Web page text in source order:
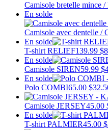
Camisole bretelle mince /
En solde
Camisole avec dentelle /
En solde
T-shirt RELIEF139.99 $
En solde
Camisole SIREN59.99 $
En solde
Polo COMBI65.00 $
Camisole JERSEY45.00
En solde
T-shirt PALMIER45.00 $